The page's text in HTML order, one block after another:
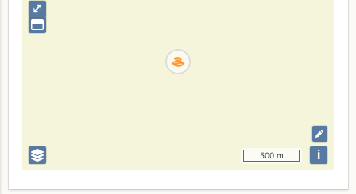
⤢
500 m i